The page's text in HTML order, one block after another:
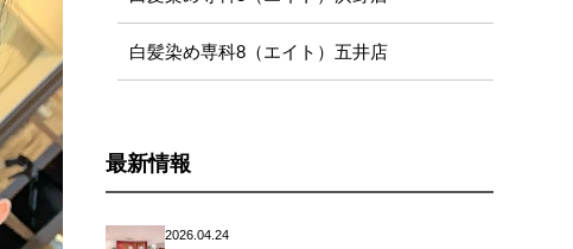
白髪染め専科8（エイト）五井店
最新情報
2026.04.24